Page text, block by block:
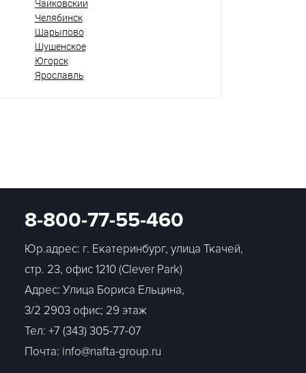
Чайковский
Челябинск
Шарыпово
Шушенское
Югорск
Ярославль
8-800-77-55-460
Юр.адрес: г. Екатеринбург, улица Ткачей,
стр. 23, офис 1210 (Clever Park)
Адрес: Улица Бориса Ельцина,
3/2 2903 офис; 29 этаж
Тел: +7 (343) 305-77-07
Почта: info@nafta-group.ru